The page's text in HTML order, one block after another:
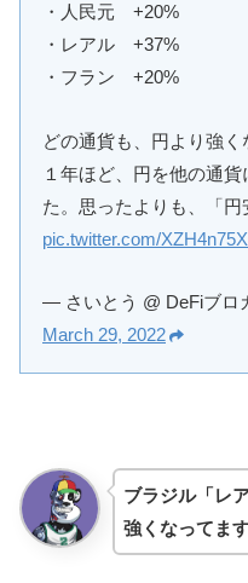
・人民元 +20%
・レアル +37%
・フラン +20%
どの通貨も、円より強
１年ほど、円を他の通
た。思ったよりも、「円
pic.twitter.com/
— さいとう @ DeFiブロ
March 29, 2022
ブラジル「レ
強くなってます